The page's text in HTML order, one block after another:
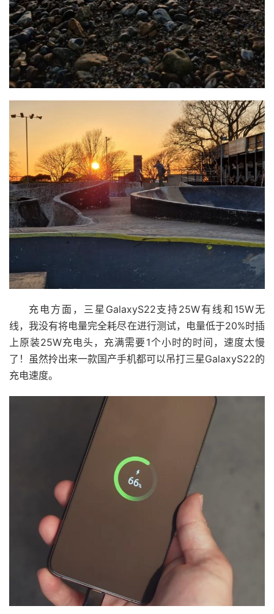
充电方面，三星GalaxyS22支持25W有线和15W无
线，我没有将电量完全耗尽在进行测试，电量低于20%时插
上原装25W充电头，充满需要1个小时的时间，速度太慢
了！虽然拎出来一款国产手机都可以吊打三星GalaxyS22的
充电速度。